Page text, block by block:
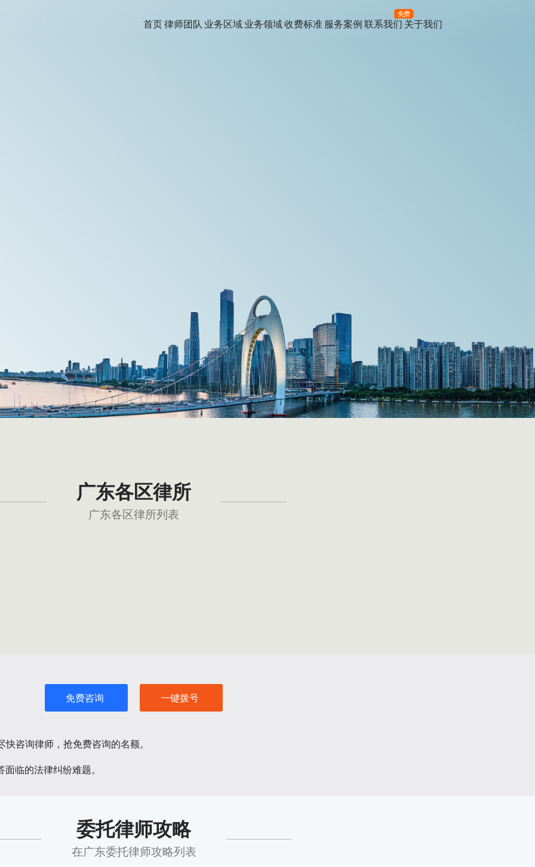
首页律师团队 业务区域 业务领域收费标准 服务案例 联系我们
免费
关于我们
广东各区律所
广东各区律所列表
免费咨询 一键拨号
咨询律师，抢免费咨询的名额。
临的法律纠纷难题。
委托律师攻略
在广东委托律师攻略列表